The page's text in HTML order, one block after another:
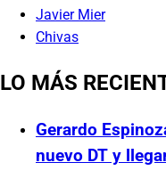
Javier Mier
Chivas
LO MÁS
Gerardo
nuevo DT y